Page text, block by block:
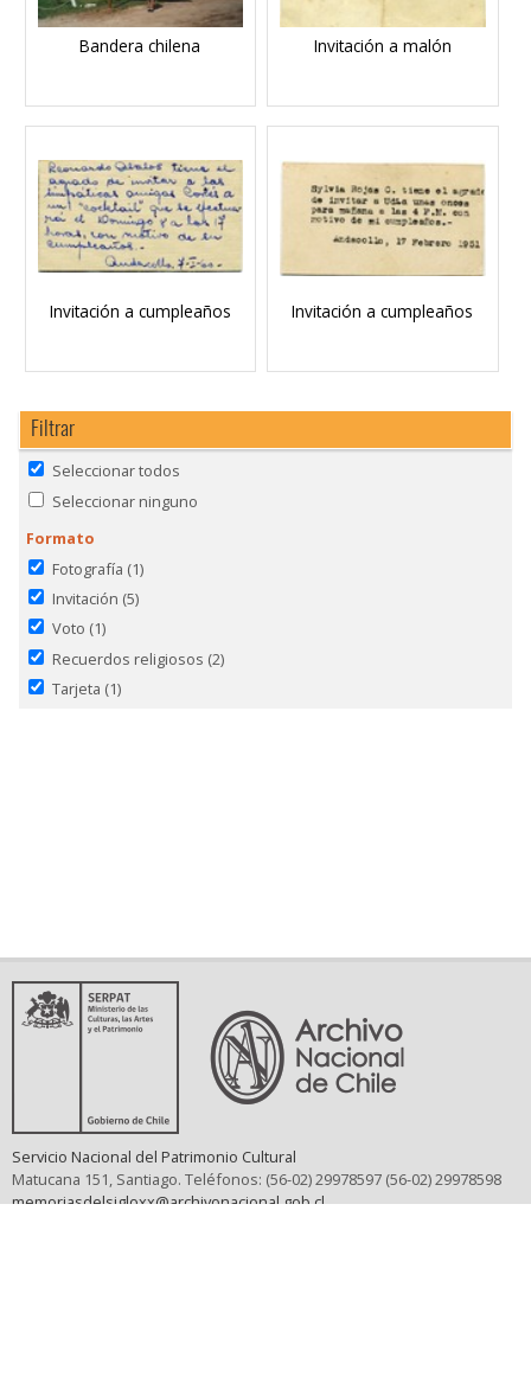
Bandera chilena Invitación a malón
Invitación a cumpleaños Invitación a cumpleaños
Filtrar
Seleccionar todos
Seleccionar ninguno
Formato
Fotografía (1)
Invitación (5)
Voto (1)
Recuerdos religiosos (2)
Tarjeta (1)
Servicio Nacional del Patrimonio Cultural
Matucana 151, Santiago. Teléfonos: (56-02) 29978597 (56-02) 29978598
memoriasdelsigloxx@archivonacional.gob.cl